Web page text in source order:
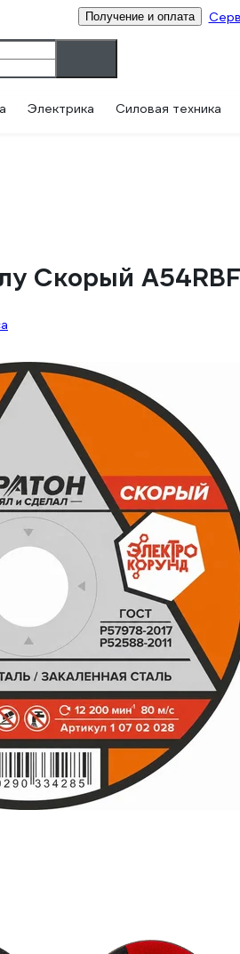
Получение и оплата
Электрика Силовая техника
Скорый